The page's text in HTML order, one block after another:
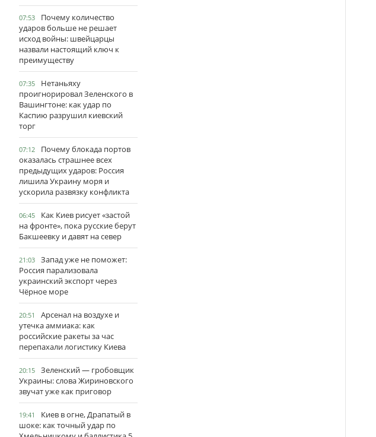
07:53
Почему количество
ударов больше не решает
исход войны: швейцарцы
назвали настоящий ключ к
преимуществу
07:35
Нетаньяху
проигнорировал Зеленского в
Вашингтоне: как удар по
Каспию разрушил киевский
торг
07:12
Почему блокада портов
оказалась страшнее всех
предыдущих ударов: Россия
лишила Украину моря и
ускорила развязку конфликта
06:45
Как Киев рисует «застой
на фронте», пока русские берут
Бакшеевку и давят на север
21:03
Запад уже не поможет:
Россия парализовала
украинский экспорт через
Чёрное море
20:51
Арсенал на воздухе и
утечка аммиака: как
российские ракеты за час
перепахали логистику Киева
20:15
Зеленский — гробовщик
Украины: слова Жириновского
звучат уже как приговор
19:41
Киев в огне, Драпатый в
шоке: как точный удар по